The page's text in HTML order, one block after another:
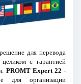
для перевода
с гарантией
PROMT Expert 22 -
для организации